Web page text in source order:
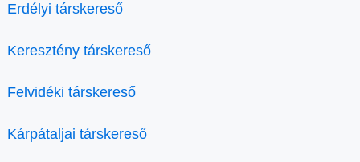
Erdélyi társkereső
Keresztény társkereső
Felvidéki társkereső
Kárpátaljai társkereső